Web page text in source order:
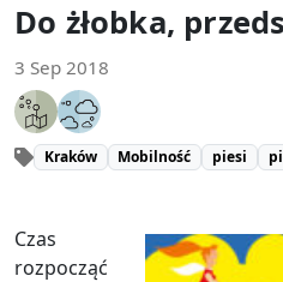
Do żłobka,
3 Sep 2018
Kraków Mobilność piesi
Czas
rozpocząć